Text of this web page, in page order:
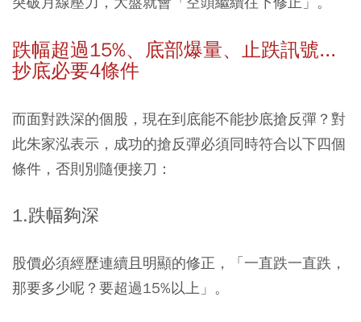
跌幅超過15%、底部爆量、止跌訊號...
抄底必要4條件
而面對跌深的個股，現在到底能不能抄底搶反彈？對
此朱家泓表示，成功的搶反彈必須同時符合以下四個
條件，否則別隨便接刀：
1.跌幅夠深
股價必須經歷連續且明顯的修正，「一直跌一直跌，
那要多少呢？要超過15%以上」。